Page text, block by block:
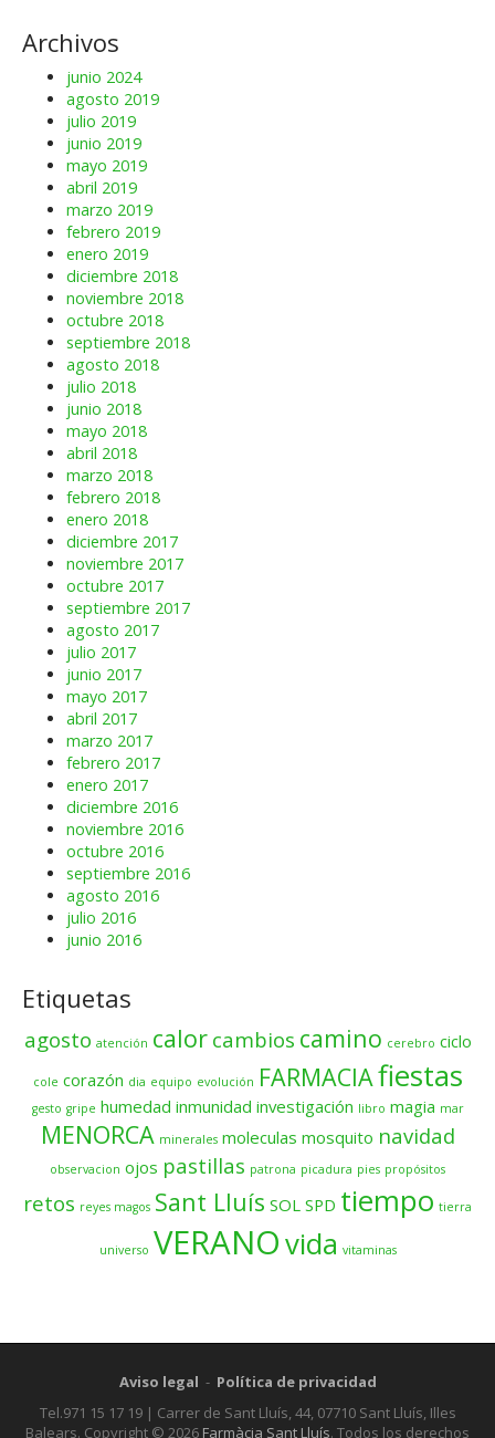
Archivos
junio 2024
agosto 2019
julio 2019
junio 2019
mayo 2019
abril 2019
marzo 2019
febrero 2019
enero 2019
diciembre 2018
noviembre 2018
octubre 2018
septiembre 2018
agosto 2018
julio 2018
junio 2018
mayo 2018
abril 2018
marzo 2018
febrero 2018
enero 2018
diciembre 2017
noviembre 2017
octubre 2017
septiembre 2017
agosto 2017
julio 2017
junio 2017
mayo 2017
abril 2017
marzo 2017
febrero 2017
enero 2017
diciembre 2016
noviembre 2016
octubre 2016
septiembre 2016
agosto 2016
julio 2016
junio 2016
Etiquetas
agosto atención calor cambios camino cerebro ciclo
cole corazón dia equipo evolución FARMACIAfiestas
gesto gripe humedad inmunidad investigación libro magia mar
MENORCA minerales moleculas mosquito navidad
observacion ojos pastillas patrona picadura pies propósitos
retos reyes magos Sant Lluís SOL SPD tiempo tierra
universo VERANOvida vitaminas
Aviso legal - Política de privacidad
Tel.971 15 17 19 | Carrer de Sant Lluís, 44, 07710 Sant Lluís, Illes
Balears. Copyright © 2026 Farmàcia Sant Lluís. Todos los derechos